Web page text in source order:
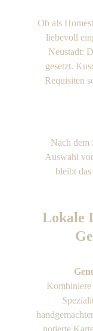
Ob als
liebevoll
Neustadt:
gesetzt.
Requisiten
Nach dem
Auswahl
bleibt
Lokale
Kombiniere
notierte